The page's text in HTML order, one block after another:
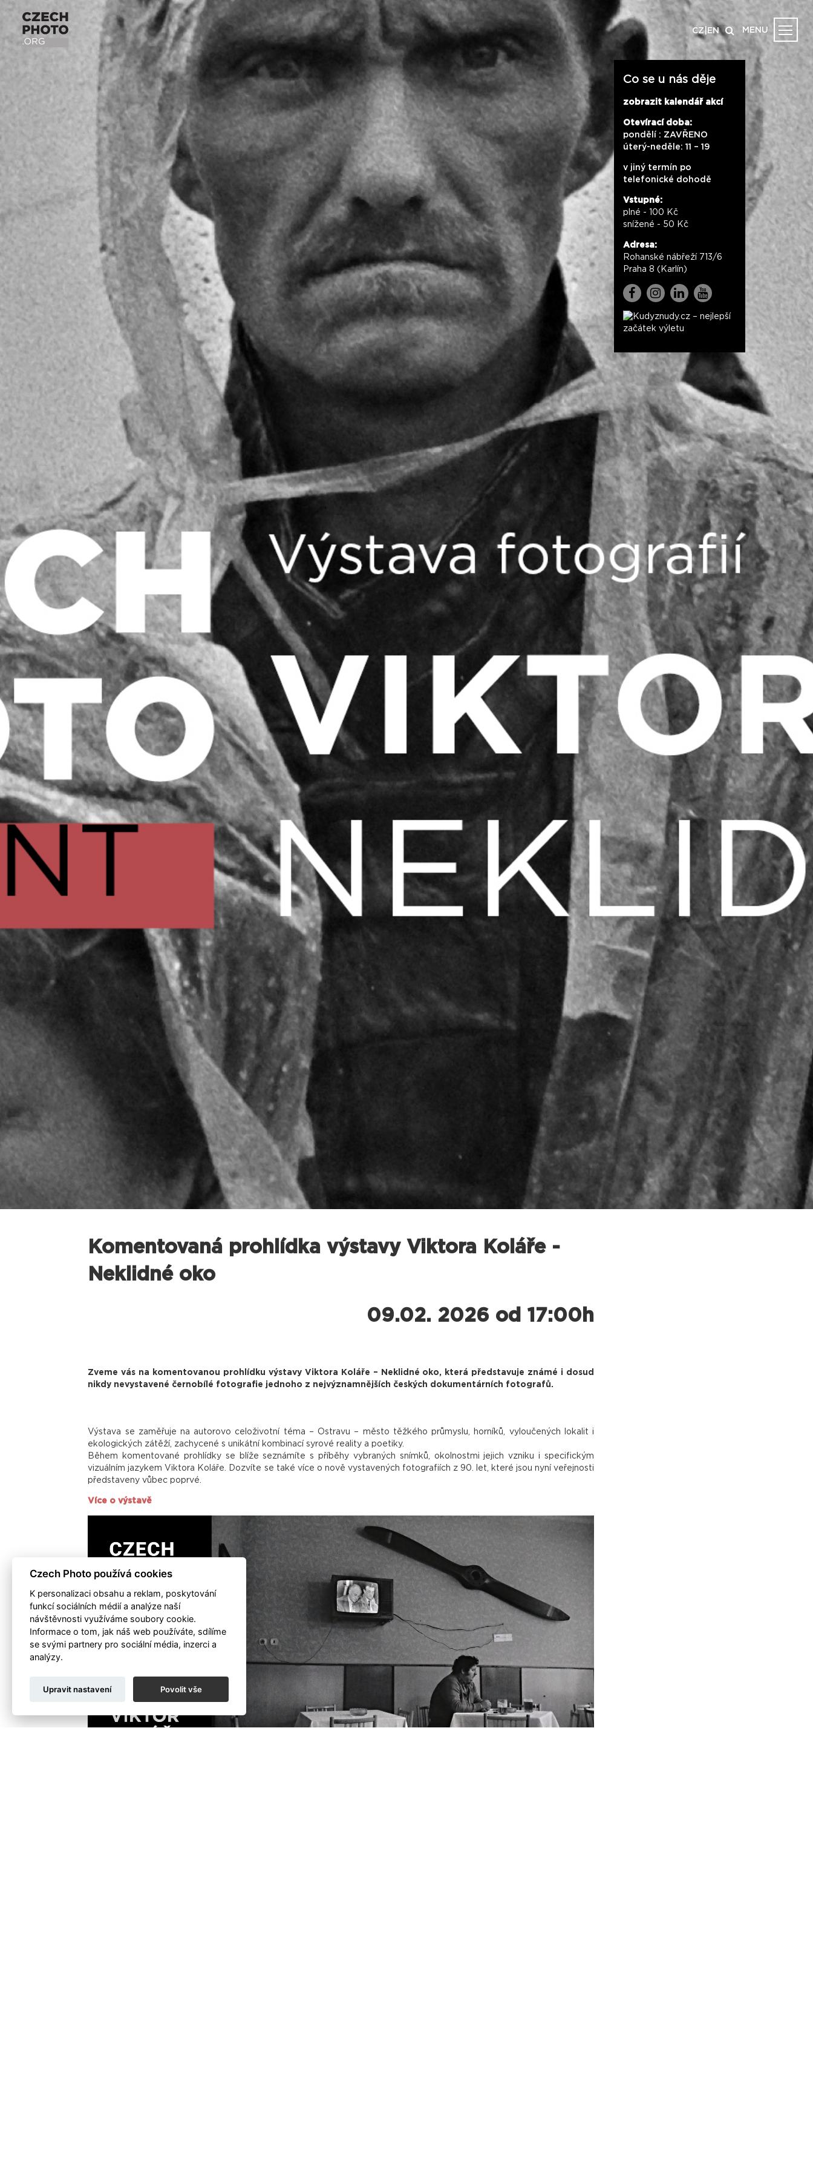
CZ| EN MENU
Komentovaná prohlídka výstavy Viktora Koláře -
Neklidné oko
09.02. 2026 od 17:00h
Co se u nás děje
zobrazit kalendář akcí
Otevírací doba:
pondělí : ZAVŘENO
úterý-neděle: 11 – 19
v jiný termín po
telefonické dohodě
Vstupné:
plné - 100 Kč
snížené - 50 Kč
Adresa:
Rohanské nábřeží 713/6
Praha 8 (Karlín)
Zveme vás na komentovanou prohlídku výstavy Viktora Koláře – Neklidné oko, která představuje známé i dosud
nikdy nevystavené černobílé fotografie jednoho z nejvýznamnějších českých dokumentárních fotografů.
Výstava se zaměřuje na autorovo celoživotní téma – Ostravu – město těžkého průmyslu, horníků, vyloučených lokalit i
ekologických zátěží, zachycené s unikátní kombinací syrové reality a poetiky.
Během komentované prohlídky se blíže seznámíte s příběhy vybraných snímků, okolnostmi jejich vzniku i specifickým
vizuálním jazykem Viktora Koláře. Dozvíte se také více o nově vystavených fotografiích z 90. let, které jsou nyní veřejnosti
představeny vůbec poprvé.
Více o výstavě
Czech Photo používá cookies
K personalizaci obsahu a reklam, poskytování
funkcí sociálních médií a analýze naší
návštěvnosti využíváme soubory cookie.
Informace o tom, jak náš web používáte, sdílíme
se svými partnery pro sociální média, inzerci a
analýzy.
Upravit nastavení Povolit vše